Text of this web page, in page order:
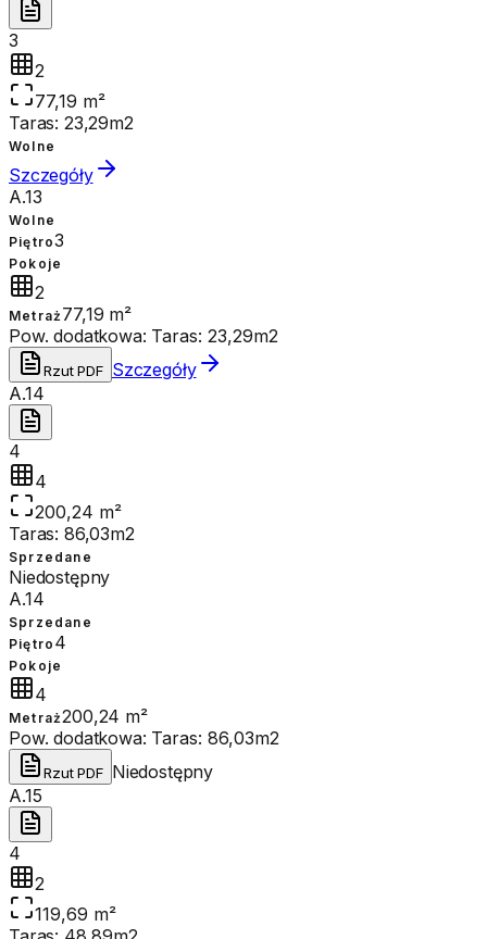
3
2
77,19 m²
Taras: 23,29m2
Wolne
Szczegóły
A.13
Wolne
Piętro3
Pokoje
2
Metraż 77,19 m²
Pow. dodatkowa: Taras: 23,29m2
Rzut PDF Szczegóły
A.14
4
4
200,24 m²
Taras: 86,03m2
Sprzedane
Niedostępny
A.14
Sprzedane
Piętro 4
Pokoje
4
Metraż200,24 m²
Pow. dodatkowa: Taras: 86,03m2
Rzut PDF Niedostępny
A.15
4
2
119,69 m²